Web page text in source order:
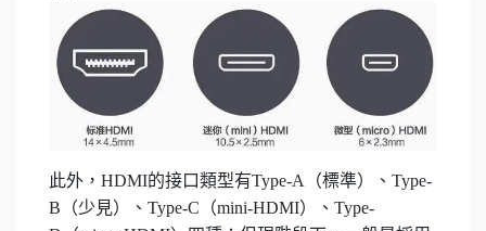
此外，HDMI的接口類型有Type-A（標準）、Type-
B（少見）、Type-C（mini-HDMI）、Type-